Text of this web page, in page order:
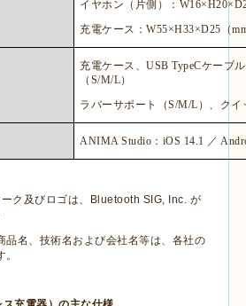
イヤホン（片側）： W16×H20×
充電ケース：W55×H33×D25 （
充電ケース、USB TypeCケーブ
（ S/M/L）
ラバーサポート（S/M/L ）、ク
ANIMA Studio ： iOS 14.1 ／
ク及びロゴは、 Bluetooth SIG, Inc. が
品名、技術名および会社名等は、各社の